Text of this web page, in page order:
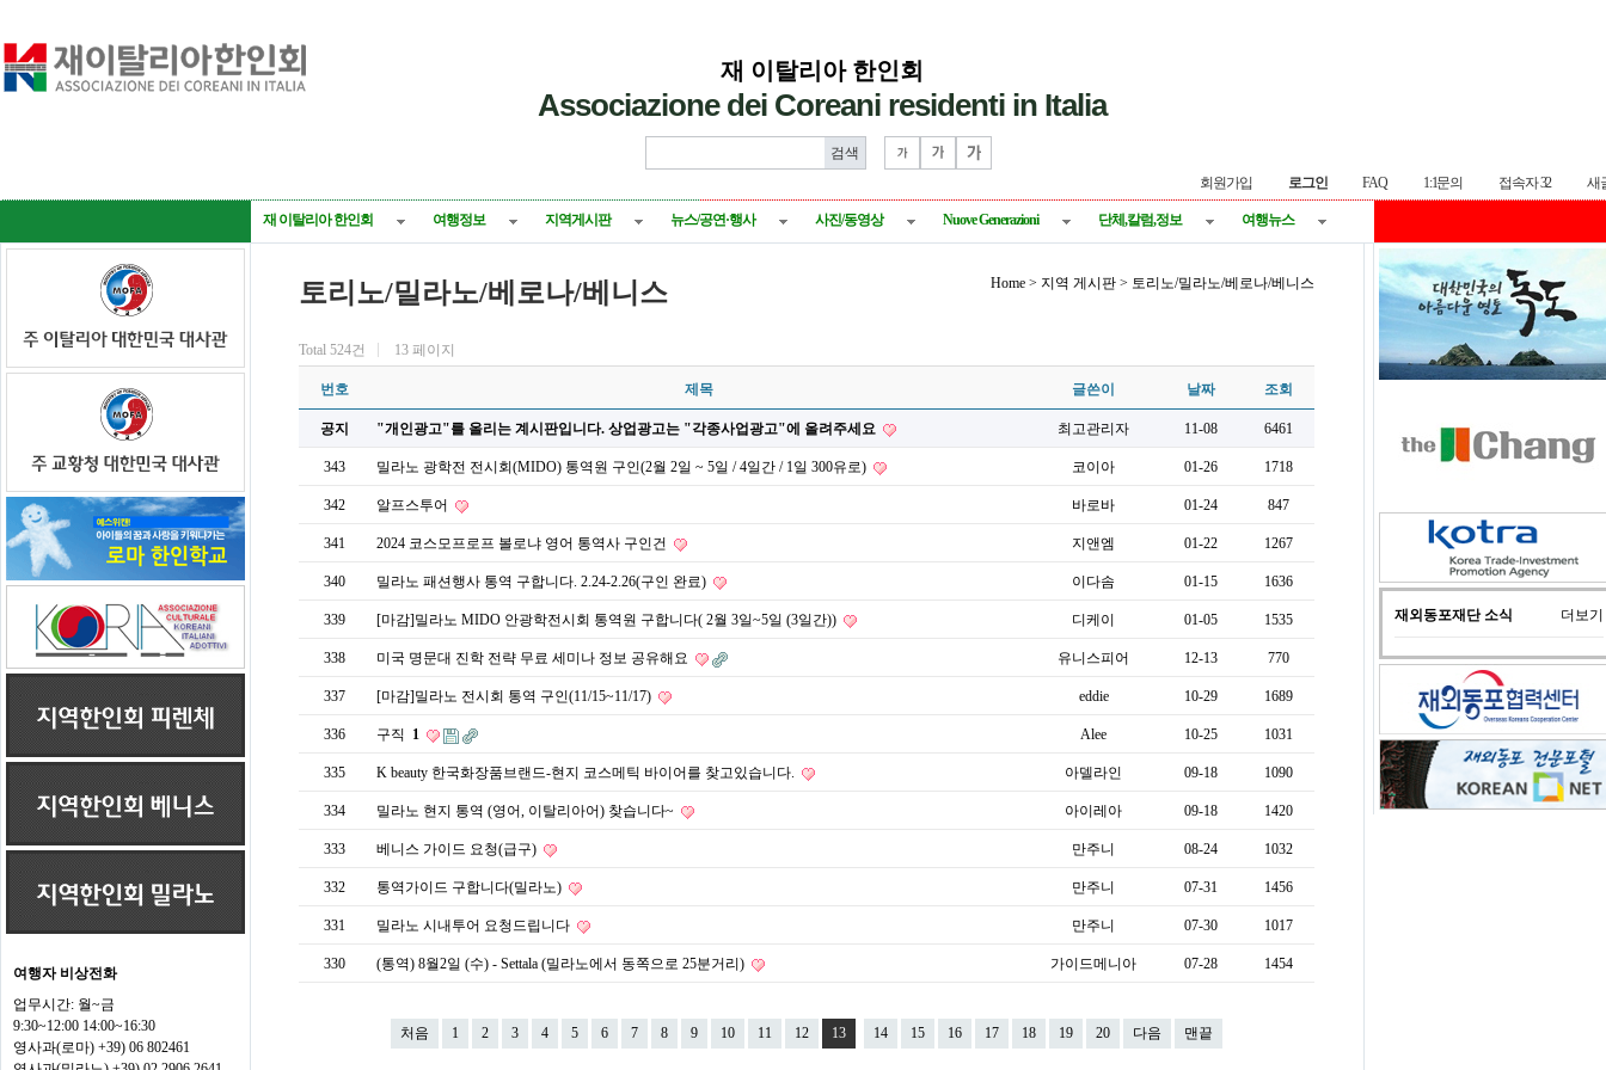
회원가입 로그인 FAQ 1:1문의 접속자 32 새
재 이탈리아 한인회
Associazione dei Coreani residenti in Italia
재 이탈리아 한인회 여행정보 지역게시판 뉴스/공연·행사 사진/동영상 Nuove Generazioni 단체,칼럼,정보 여행뉴스
재외동포재단 소식 더보기
여행자 비상전화
업무시간: 월~금
9:30~12:00 14:00~16:30
영사과(로마) +39) 06 802461
토리노/밀라노/베로나/베니스 Home > 지역 게시판 > 토리노/밀라노/베로나/베니스
Total 524건 13 페이지
번호 제목 글쓴이 날짜 조회
공지 "개인광고"를 올리는 계시판입니다. 상업광고는 "각종사업광고"에 올려주세요 최고관리자 11-08 6461
343 밀라노 광학전 전시회(MIDO) 통역원 구인(2월 2일 ~ 5일 / 4일간 / 1일 300유로) 코이아 01-26 1718
342 알프스투어 바로바 01-24 847
341 2024 코스모프로프 볼로냐 영어 통역사 구인건 지앤엠 01-22 1267
340 밀라노 패션행사 통역 구합니다. 2.24-2.26(구인 완료) 이다솜 01-15 1636
339 [마감]밀라노 MIDO 안광학전시회 통역원 구합니다( 2월 3일~5일 (3일간)) 디케이 01-05 1535
338 미국 명문대 진학 전략 무료 세미나 정보 공유해요 유니스피어 12-13 770
337 [마감]밀라노 전시회 통역 구인(11/15~11/17) eddie 10-29 1689
336 구직 1 Alee 10-25 1031
335 K beauty 한국화장품브랜드-현지 코스메틱 바이어를 찾고있습니다. 아델라인 09-18 1090
334 밀라노 현지 통역 (영어, 이탈리아어) 찾습니다~ 아이레아 09-18 1420
333 베니스 가이드 요청(급구) 만주니 08-24 1032
332 통역가이드 구합니다(밀라노) 만주니 07-31 1456
331 밀라노 시내투어 요청드립니다 만주니 07-30 1017
330 (통역) 8월2일 (수) - Settala (밀라노에서 동쪽으로 25분거리) 가이드메니아 07-28 1454
처음 1 2 3 4 5 6 7 8 9 10 11 12 13 14 15 16 17 18 19 20 다음 맨끝